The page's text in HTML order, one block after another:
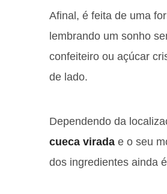
Afinal, é feita de uma
lembrando um sonho
confeiteiro ou açúcar
de lado.
Dependendo da
cueca virada e o seu
dos ingredientes ainda